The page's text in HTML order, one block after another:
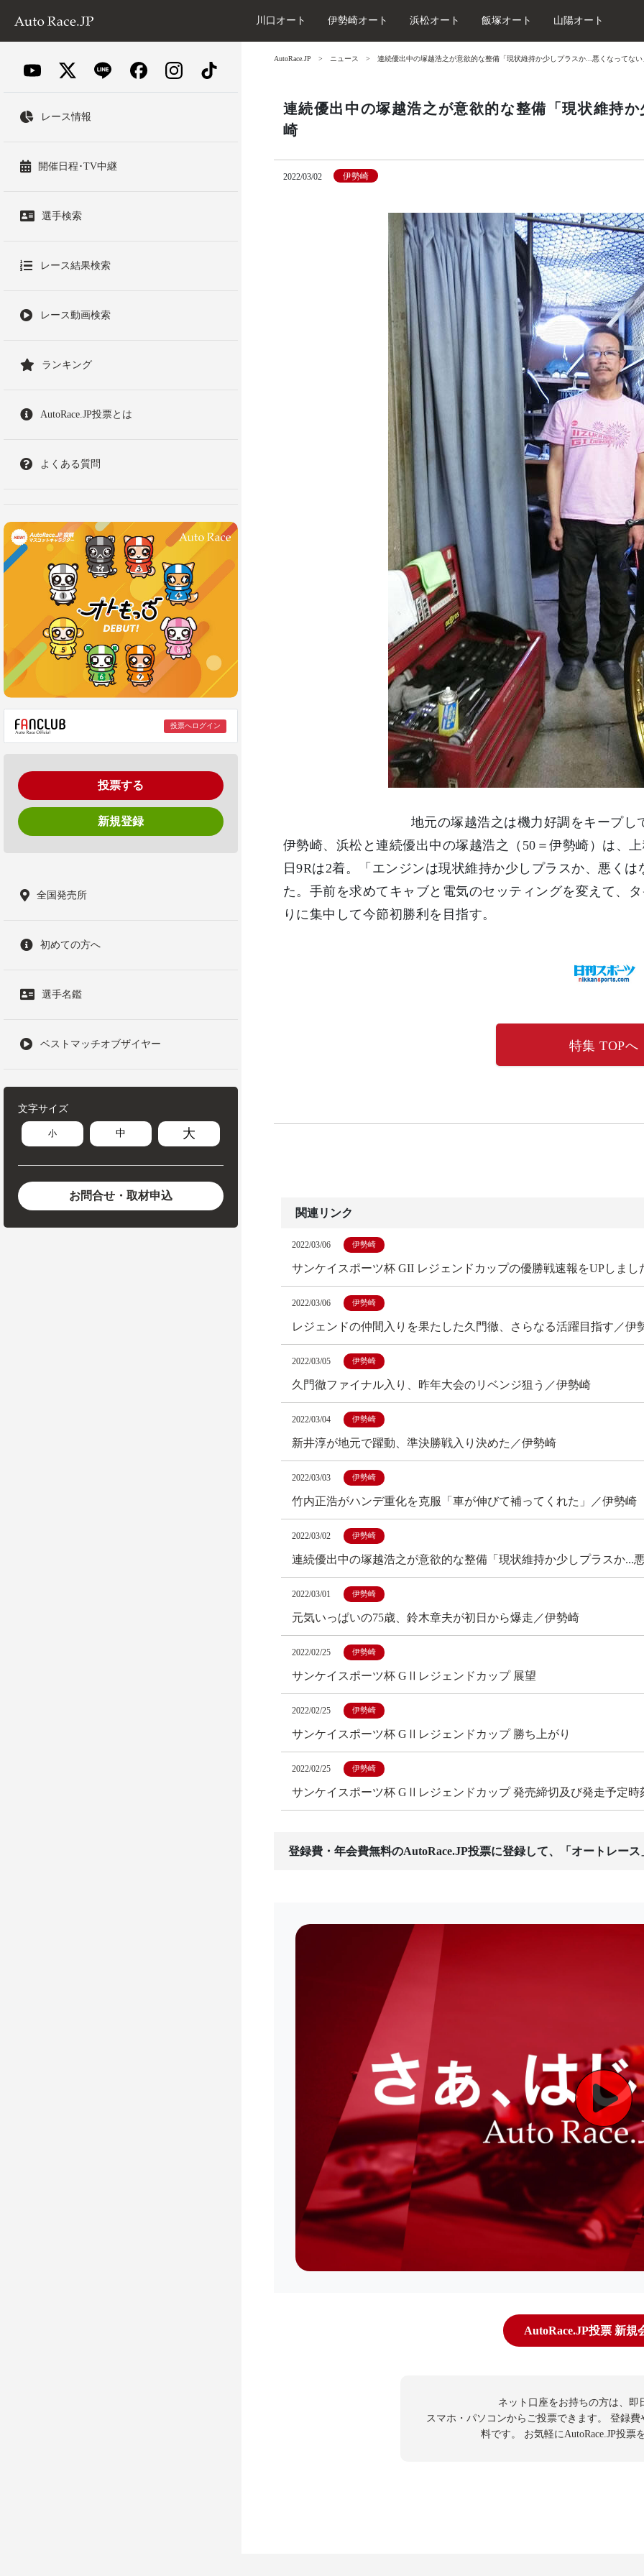
川口オート 伊勢崎オート 浜松オート 飯塚オート 山陽オート
レース情報
開催日程･TV中継
選手検索
レース結果検索
レース動画検索
ランキング
AutoRace.JP投票とは
よくある質問
投票へログイン
投票する
新規登録
全国発売所
初めての方へ
選手名鑑
ベストマッチオブザイヤー
文字サイズ
小 中 大
お問合せ・取材申込
AutoRace.JP ニュース 連続優出中の塚越浩之が意欲的な整備「現状維持か少しプラスか...悪くなってな
連続優出中の塚越浩之が意欲的な整備「現状維持
崎
2022/03/02 伊勢崎
地元の塚越浩之は機力好調をキープし
伊勢崎、浜松と連続優出中の塚越浩之（50＝伊勢崎）は、
日9Rは2着。「エンジンは現状維持か少しプラスか、悪く
た。手前を求めてキャブと電気のセッティングを変えて、
りに集中して今節初勝利を目指す。
特集 TOPへ
関連リンク
2022/03/06 伊勢崎
サンケイスポーツ杯 GII レジェンドカップの優勝戦速報をUPしまし
2022/03/06 伊勢崎
レジェンドの仲間入りを果たした久門徹、さらなる活躍目指す／伊
2022/03/05 伊勢崎
久門徹ファイナル入り、昨年大会のリベンジ狙う／伊勢崎
2022/03/04 伊勢崎
新井淳が地元で躍動、準決勝戦入り決めた／伊勢崎
2022/03/03 伊勢崎
竹内正浩がハンデ重化を克服「車が伸びて補ってくれた」／伊勢崎
2022/03/02 伊勢崎
連続優出中の塚越浩之が意欲的な整備「現状維持か少しプラスか...
2022/03/01 伊勢崎
元気いっぱいの75歳、鈴木章夫が初日から爆走／伊勢崎
2022/02/25 伊勢崎
サンケイスポーツ杯 GⅡレジェンドカップ 展望
2022/02/25 伊勢崎
サンケイスポーツ杯 GⅡレジェンドカップ 勝ち上がり
2022/02/25 伊勢崎
サンケイスポーツ杯 GⅡレジェンドカップ 発売締切及び発走予定時
登録費・年会費無料のAutoRace.JP投票に登録して、「オートレー
AutoRace.JP投票 新規
ネット口座をお持ちの方は、即
スマホ・パソコンからご投票できます。
登録費
料です。
お気軽にAutoRace.JP投票